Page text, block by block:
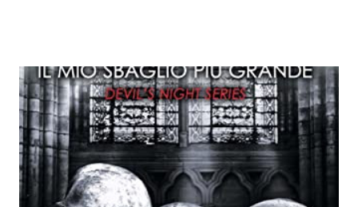
angelo puro, Elemiah. Ma, a differenza di cosa pensano,
l'angelo non ha intenzione di fare una strage, piuttosto è lì
per avvertili che Mikael non è più "l'angelo puro" che
credono e che potrebbe aver ucciso altri mezzi angeli, tipo
Rafael. A quelle parole, Haniel seguito da altri ibridi, si reca
nell'appartamento, senza risultati. Infine cercano nella